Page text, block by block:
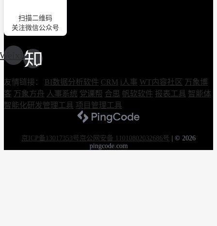
扫描二维码
关注微信公众号
Weixin
友情链接： BI数据分析软件 CRM i人事 WT内容社区 万象博
客 万象方舟 人事系统 党课帮 合思 帆软软件 报表工具 智能体
智能化研发管理工具 项目管理工具
京ICP备13017353号京公网安备 11010802032686号
© 2026
pingcode.com